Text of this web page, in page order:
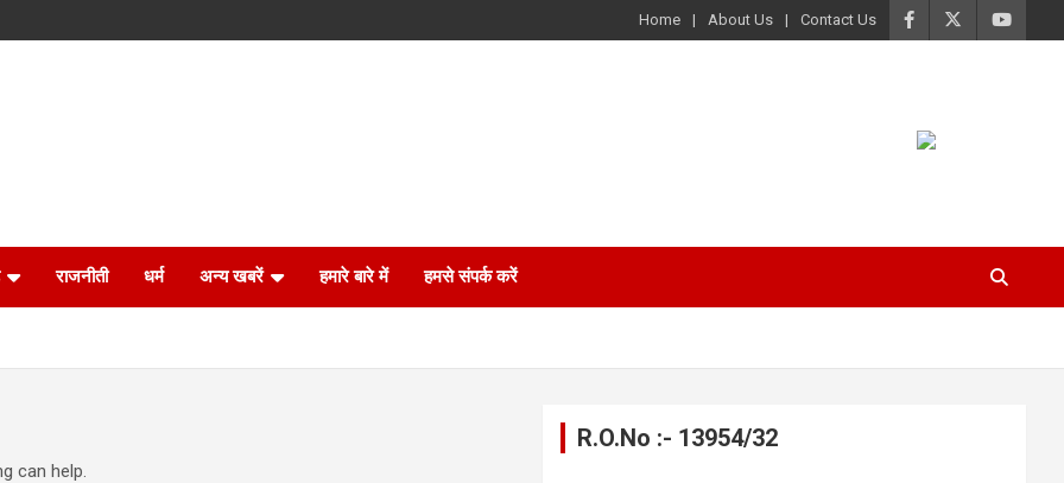
Home About Us Contact Us
राजनीती धर्म अन्य खबरें हमारे बारे में हमसे संपर्क करें
can help.
R.O.No :- 13954/32